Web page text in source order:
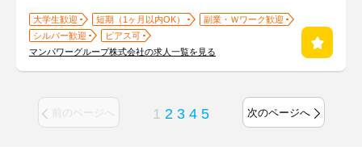
大学生歓迎 短期（1ヶ月以内OK）
副業・Ｗワーク歓迎
シルバー歓迎
ピアス可
マンパワーグループ株式会社の求人一覧を見る
前のページへ 1 2 3 4 5 次のページへ